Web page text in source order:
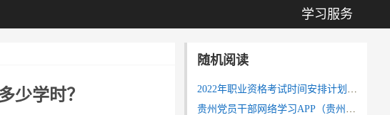
学习服务
少学时？
随机阅读
2022年职业资格考试时间安排计划（职称考试）
贵州党员干部网络学习APP（贵州网院）